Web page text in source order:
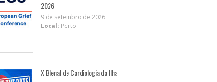
2026
9 de setembro de 2026
Local: Porto
X BIenal de Cardiologia da Ilha